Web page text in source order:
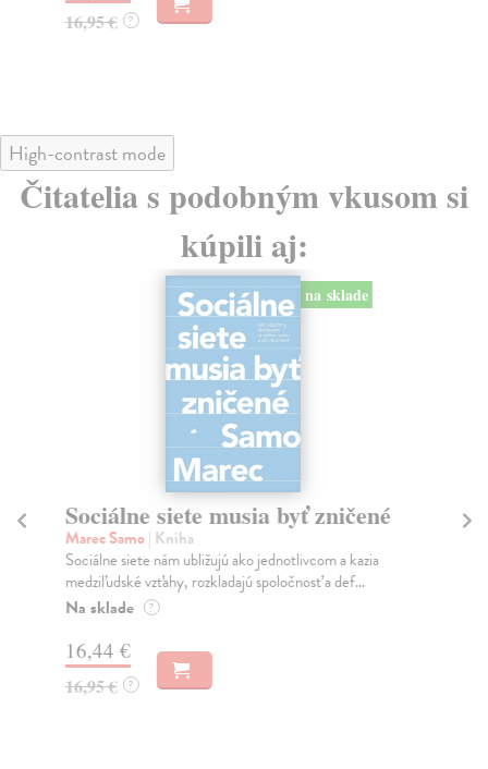
16,95 € ?
High-contrast mode
Čitatelia s podobným vkusom si
kúpili aj:
na sklade
Sociálne siete musia byť zničené
Marec Samo| Kniha
Sociálne siete nám ubližujú ako jednotlivcom a kazia
medziľudské vzťahy, rozkladajú spoločnosť a def...
Na sklade ?
16,44 €
16,95 € ?